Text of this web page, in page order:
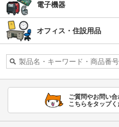
電子機器
オフィス・住設用品
ご質問やお問い
こちらをタップく